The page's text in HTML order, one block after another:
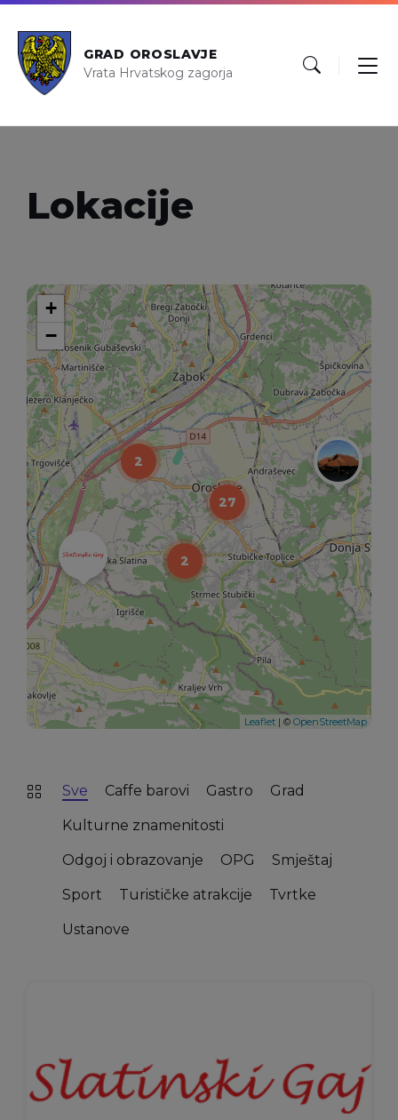
GRAD OROSLAVJE
Vrata Hrvatskog zagorja
Lokacije
2
2
27
+
−
Leaflet | © OpenStreetMap
Sve Caffe barovi Gastro Grad
Kulturne znamenitosti
Odgoj i obrazovanje OPG Smještaj
Sport Turističke atrakcije Tvrtke
Ustanove